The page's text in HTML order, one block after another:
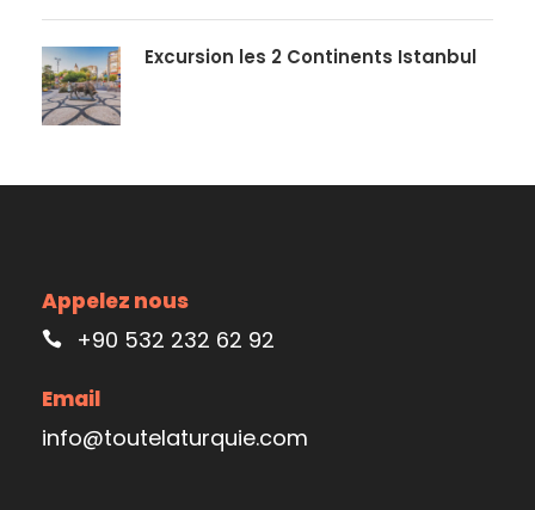
Excursion les 2 Continents Istanbul
Appelez nous
+90 532 232 62 92
Email
info@toutelaturquie.com